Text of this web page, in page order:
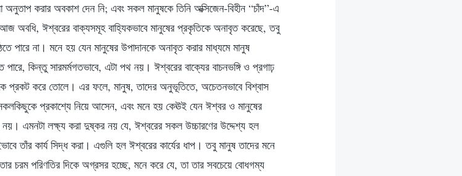
করার অবকাশ দেন নি; এবং সকল মানুষকে তিনি অক্সিজেন-বিহীন “চাঁদ”-এ
অবধি, ঈশ্বরের বাক্যসমূহ বাহ্যিকভাবে মানুষের প্রকৃতিকে অনাবৃত করেছে, তবু
পারে না। মনে হয় যেন মানুষের উপাদানকে অনাবৃত করার মাধ্যমে মানুষ
কিন্তু সারমর্মগতভাবে, এটা পথ নয়। ঈশ্বরের বাক্যের বাচনভঙ্গি ও প্রগাঢ়
প্রকট করে তোলে। এর ফলে, মানুষ, তাদের অনুভূতিতে, অচেতনভাবে বিশ্বাস
প্রকাশ্যে নিয়ে আসেন, এবং মনে হয় কেঊই যেন ঈশ্বর ও মানুষের
নয়। এমনটা লক্ষ্য করা দুষ্কর নয় যে, ঈশ্বরের সকল উচ্চারণের উদ্দেশ্য হল
তাঁর কার্য সিদ্ধ করা। এগুলি হল ঈশ্বরের কার্যের ধাপ। তবু মানুষ তাদের মনে
চরম পরিণতির দিকে অগ্রসর হচ্ছে, মনে করে যে, তা তার সবচেয়ে বোধগম্য